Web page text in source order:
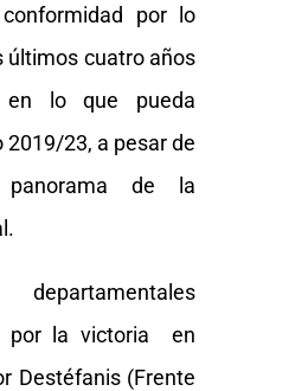
por lo
últimos cuatro años
lo que pueda
2019/23, a pesar de
panorama de la
por la victoria en
Destéfanis (Frente